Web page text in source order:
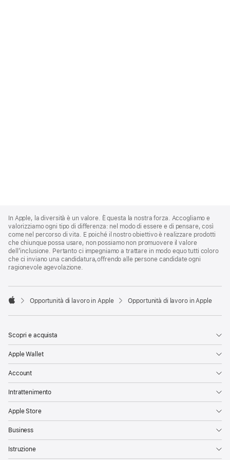
Footer
In Apple, la diversità è un valore. È questa la nostra forza. Accogliamo e
valorizziamo ogni tipo di differenza: nel modo di essere e di pensare, così
come nel percorso di vita. E poiché il nostro obiettivo è realizzare prodotti
che chiunque possa usare, non possiamo non promuovere il valore
dell’inclusione. Pertanto ci impegniamo a trattare in modo equo tutti coloro
che ci inviano una candidatura,offrendo alle persone candidate ogni
ragionevole agevolazione.

Opportunità di lavoro in Apple Opportunità di lavoro in Apple
Scopri e acquista
Apple Wallet
Account
Intrattenimento
Apple Store
Business
Istruzione